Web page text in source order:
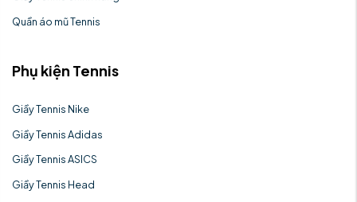
Quần áo mũ Tennis
Phụ kiện Tennis
Giầy Tennis Nike
Giầy Tennis Adidas
Giầy Tennis ASICS
Giầy Tennis Head